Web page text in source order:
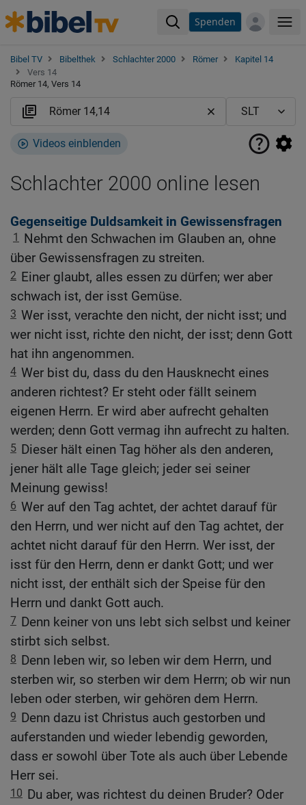
Spenden
Bibel TV Bibelthek Schlachter 2000 Römer
Kapitel 14
Vers 14
Römer 14, Vers 14
Videos einblenden
Schlachter 2000 online lesen
Gegenseitige Duldsamkeit in Gewissensfragen
1
Nehmt den Schwachen im Glauben an, ohne
über Gewissensfragen zu streiten.
2 Einer glaubt, alles essen zu dürfen; wer aber
schwach ist, der isst Gemüse.
3 Wer isst, verachte den nicht, der nicht isst; und
wer nicht isst, richte den nicht, der isst; denn Gott
hat ihn angenommen.
4 Wer bist du, dass du den Hausknecht eines
anderen richtest? Er steht oder fällt seinem
eigenen Herrn. Er wird aber aufrecht gehalten
werden; denn Gott vermag ihn aufrecht zu halten.
5 Dieser hält einen Tag höher als den anderen,
jener hält alle Tage gleich; jeder sei seiner
Meinung gewiss!
6 Wer auf den Tag achtet, der achtet darauf für
den Herrn, und wer nicht auf den Tag achtet, der
achtet nicht darauf für den Herrn. Wer isst, der
isst für den Herrn, denn er dankt Gott; und wer
nicht isst, der enthält sich der Speise für den
Herrn und dankt Gott auch.
7 Denn keiner von uns lebt sich selbst und keiner
stirbt sich selbst.
8 Denn leben wir, so leben wir dem Herrn, und
sterben wir, so sterben wir dem Herrn; ob wir nun
leben oder sterben, wir gehören dem Herrn.
9 Denn dazu ist Christus auch gestorben und
auferstanden und wieder lebendig geworden,
dass er sowohl über Tote als auch über Lebende
Herr sei.
10 Du aber, was richtest du deinen Bruder? Oder